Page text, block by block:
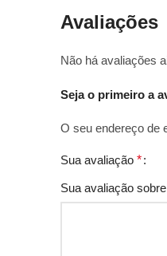
Avaliações
Não há avaliações
Seja o primeiro a
O seu endereço de
Sua avaliação *
Sua avaliação